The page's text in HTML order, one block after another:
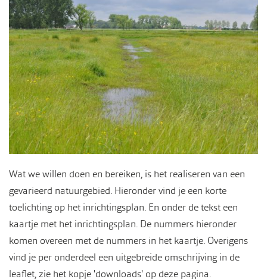
Wat we willen doen en bereiken, is het realiseren van een
gevarieerd natuurgebied. Hieronder vind je een korte
toelichting op het inrichtingsplan. En onder de tekst een
kaartje met het inrichtingsplan. De nummers hieronder
komen overeen met de nummers in het kaartje. Overigens
vind je per onderdeel een uitgebreide omschrijving in de
leaflet, zie het kopje 'downloads' op deze pagina.